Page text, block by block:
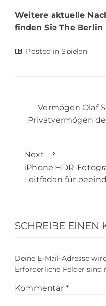
Weitere aktuelle
finden SieThe Berlin
Posted inSpielen
Vermögen Olaf
Privatvermögen
Next
iPhone HDR-
Leitfaden für
SCHREIBE EINEN
Deine E-Mail-Adresse
Erforderliche Felder sind
Kommentar *